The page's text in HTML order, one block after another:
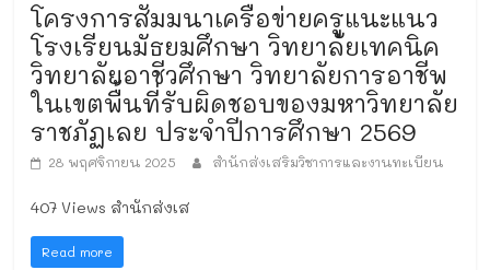
โครงการสัมมนาเครือข่ายครูแนะแนว
โรงเรียนมัธยมศึกษา วิทยาลัยเทคนิค
วิทยาลัยอาชีวศึกษา วิทยาลัยการอาชีพ
ในเขตพื้นที่รับผิดชอบของมหาวิทยาลัย
ราชภัฏเลย ประจำปีการศึกษา 2569
28 พฤศจิกายน 2025 สำนักส่งเสริมวิชาการและงานทะเบียน
407 Views สำนักส่งเส
Read more